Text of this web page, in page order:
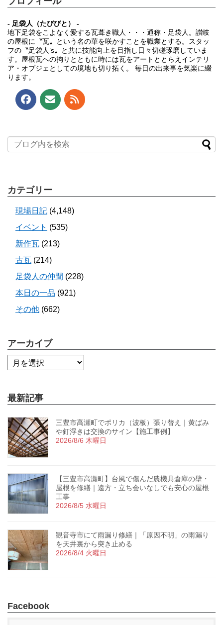
- 足袋人（たびびと） -
地下足袋をこよなく愛する瓦葺き職人・・・通称・足袋人。讃岐
の屋根に〝瓦〟という名の華を咲かすことを職業とする。スタッ
フの〝足袋人’s〟と共に技能向上を目指し日々切磋琢磨していま
す。屋根瓦への拘りとともに時には瓦をアートととらえインテリ
ア・オブジェとしての境地も切り拓く。 毎日の出来事を気楽に綴
ります。
カテゴリー
現場日記 (4,148)
イベント (535)
新作瓦 (213)
古瓦 (214)
足袋人の仲間 (228)
本日の一品 (921)
その他 (662)
アーカイブ
最新記事
三豊市高瀬町でポリカ（波板）張り替え｜黄ばみ
や釘浮きは交換のサイン【施工事例】
2026/8/6 木曜日
【三豊市高瀬町】台風で傷んだ農機具倉庫の壁・
屋根を修繕｜遠方・立ち会いなしでも安心の屋根
工事
2026/8/5 水曜日
観音寺市にて雨漏り修繕｜「原因不明」の雨漏り
を天井裏から突き止める
2026/8/4 火曜日
Facebook